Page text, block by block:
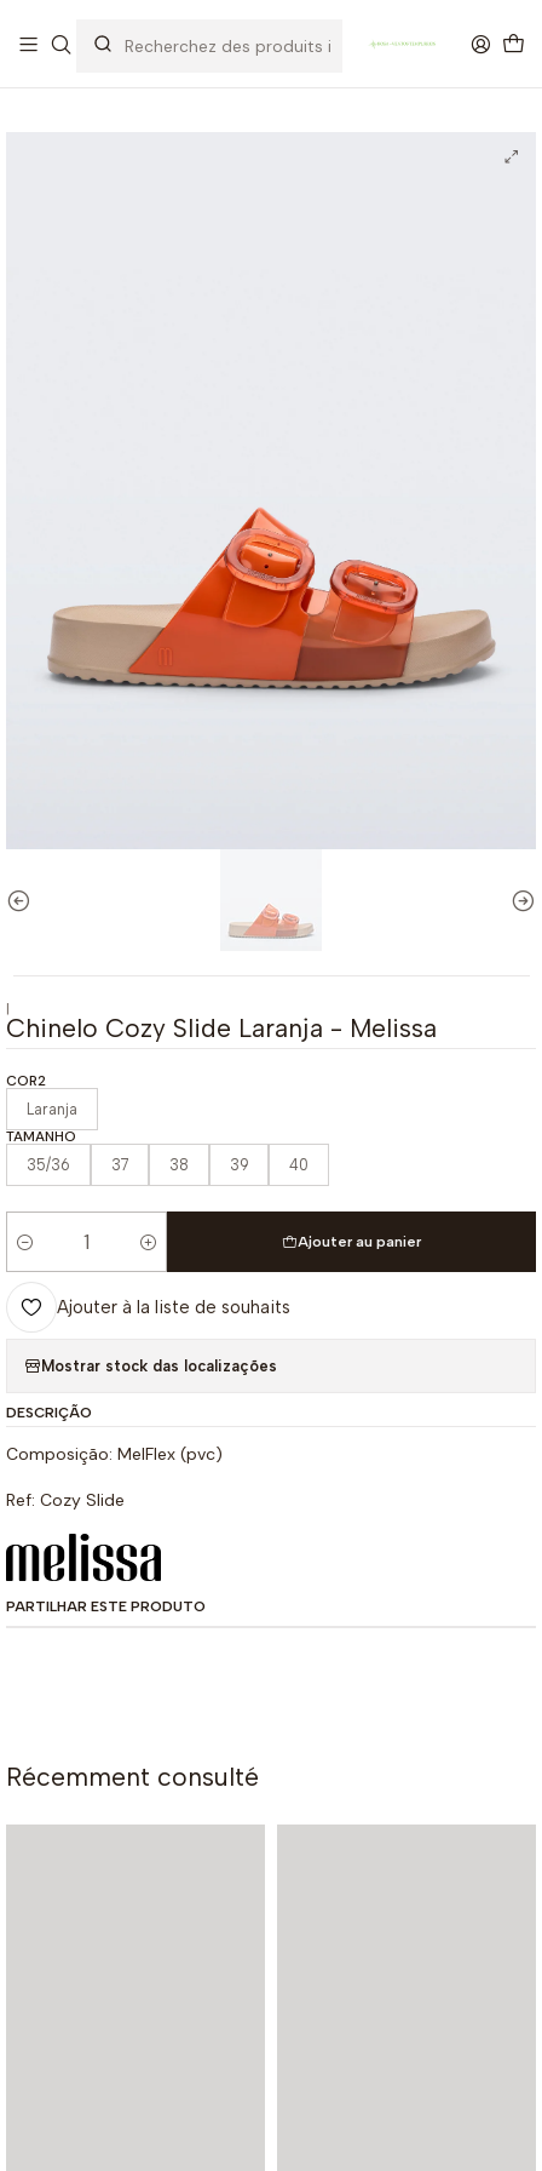
OFERTA DE PORTES DE ENVIO em compras para Portugal superiores a
80€ de artigos sem promoção
|
Chinelo Cozy Slide Laranja - Melissa
COR2
Laranja
TAMANHO
35/36 37 38 39 40
Quantité
Ajouter au panier
Ajouter à la liste de souhaits
Mostrar stock das localizações
DESCRIÇÃO
Composição: MelFlex (pvc)
Ref: Cozy Slide
PARTILHAR ESTE PRODUTO
Récemment consulté